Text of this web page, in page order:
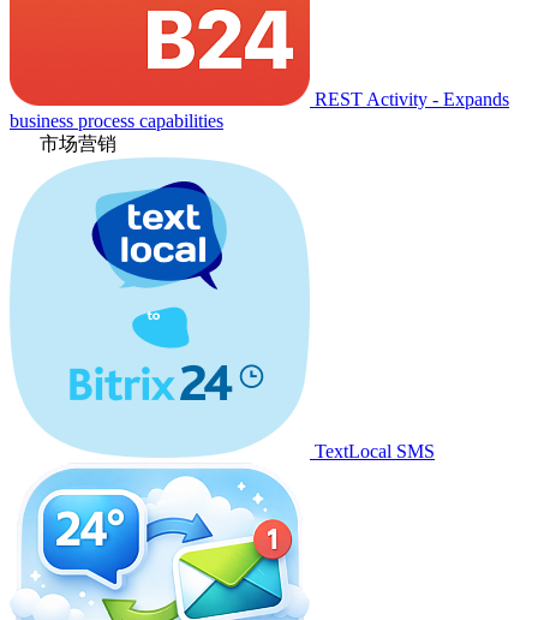
REST Activity - Expands
business process capabilities
市场营销
TextLocal SMS